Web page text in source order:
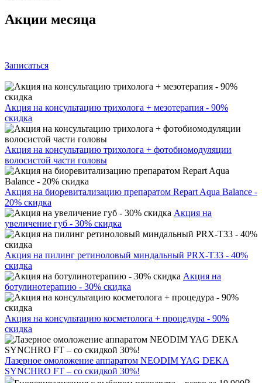
Акции месяца
Записаться
Акция на консультацию трихолога + мезотерапия - 90%
скидка
Акция на консультацию трихолога + фотобиомодуляции
волосистой части головы
Акция на биоревитализацию препаратом Repart Aqua Balance -
20% скидка
Акция на
увеличение губ - 30% скидка
Акция на пилинг ретиноловый миндальный PRX-T33 - 40%
скидка
Акция на
ботулинотерапию - 30% скидка
Акция на консультацию косметолога + процедура - 90%
скидка
Лазерное омоложение аппаратом NEODIM YAG DEKA
SYNCHRO FT – со скидкой 30%!